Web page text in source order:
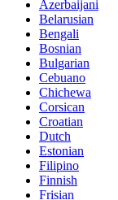
Azerbaijani
Belarusian
Bengali
Bosnian
Bulgarian
Cebuano
Chichewa
Corsican
Croatian
Dutch
Estonian
Filipino
Finnish
Frisian